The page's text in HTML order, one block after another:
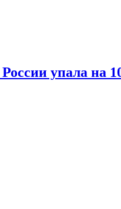
упала на